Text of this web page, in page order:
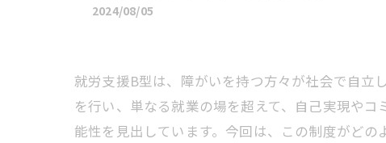
2024/08/05
就労支援B型は、障がいを持つ方々が社会で自立
を行い、単なる就業の場を超えて、自己実現や
能性を見出しています。今回は、この制度がどの